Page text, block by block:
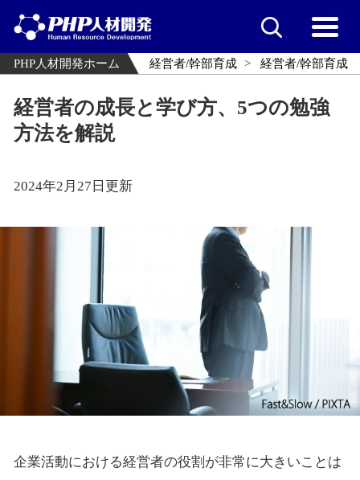
PHP人材開発ホーム 経営者/幹部育成 経営者/幹部育成
経営者の成長と学び方、5つの勉強
方法を解説
2024年2月27日更新
企業活動における経営者の役割が非常に大きいことは